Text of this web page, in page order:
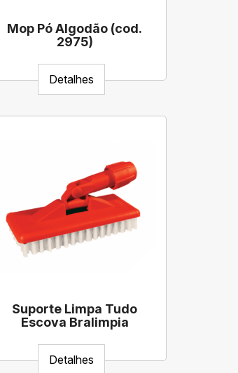
Mop Pó Algodão (cod.
2975)
Detalhes
Suporte Limpa Tudo
Escova Bralimpia
Detalhes